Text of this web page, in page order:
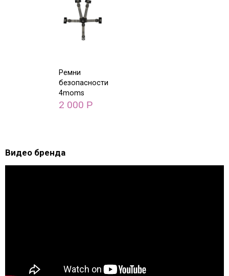
Ремни
безопасности
4moms
Мамару 5.0
2 000 Р
Видео бренда